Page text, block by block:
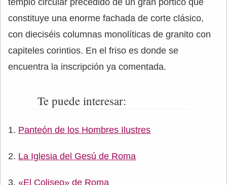
constituye una enorme fachada de corte clásico,
con dieciséis columnas monolíticas de granito con
capiteles corintios. En el friso es donde se
encuentra la inscripción ya comentada.
Te puede interesar:
Panteón de los Hombres Ilustres
La Iglesia del Gesú de Roma
«El Coliseo» de Roma